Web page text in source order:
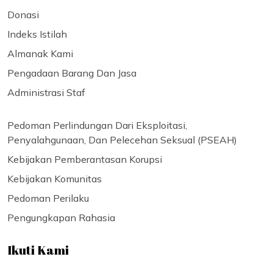
Donasi
Indeks Istilah
Almanak Kami
Pengadaan Barang Dan Jasa
Administrasi Staf
Pedoman Perlindungan Dari Eksploitasi,
Penyalahgunaan, Dan Pelecehan Seksual (PSEAH)
Kebijakan Pemberantasan Korupsi
Kebijakan Komunitas
Pedoman Perilaku
Pengungkapan Rahasia
Ikuti Kami